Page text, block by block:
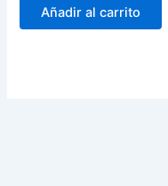
Añadir al carrito